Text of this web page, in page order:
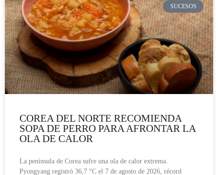
SUCESOS
COREA DEL NORTE RECOMIENDA
SOPA DE PERRO PARA AFRONTAR LA
OLA DE CALOR
La península de Corea sufre una ola de calor extrema.
Pyongyang registró 36,7 °C el 7 de agosto de 2026, récord